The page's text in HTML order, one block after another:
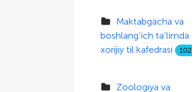
Maktabgacha va
boshlang‘ich ta’limda
xorijiy til kafedrasi
102
Zoologiya va